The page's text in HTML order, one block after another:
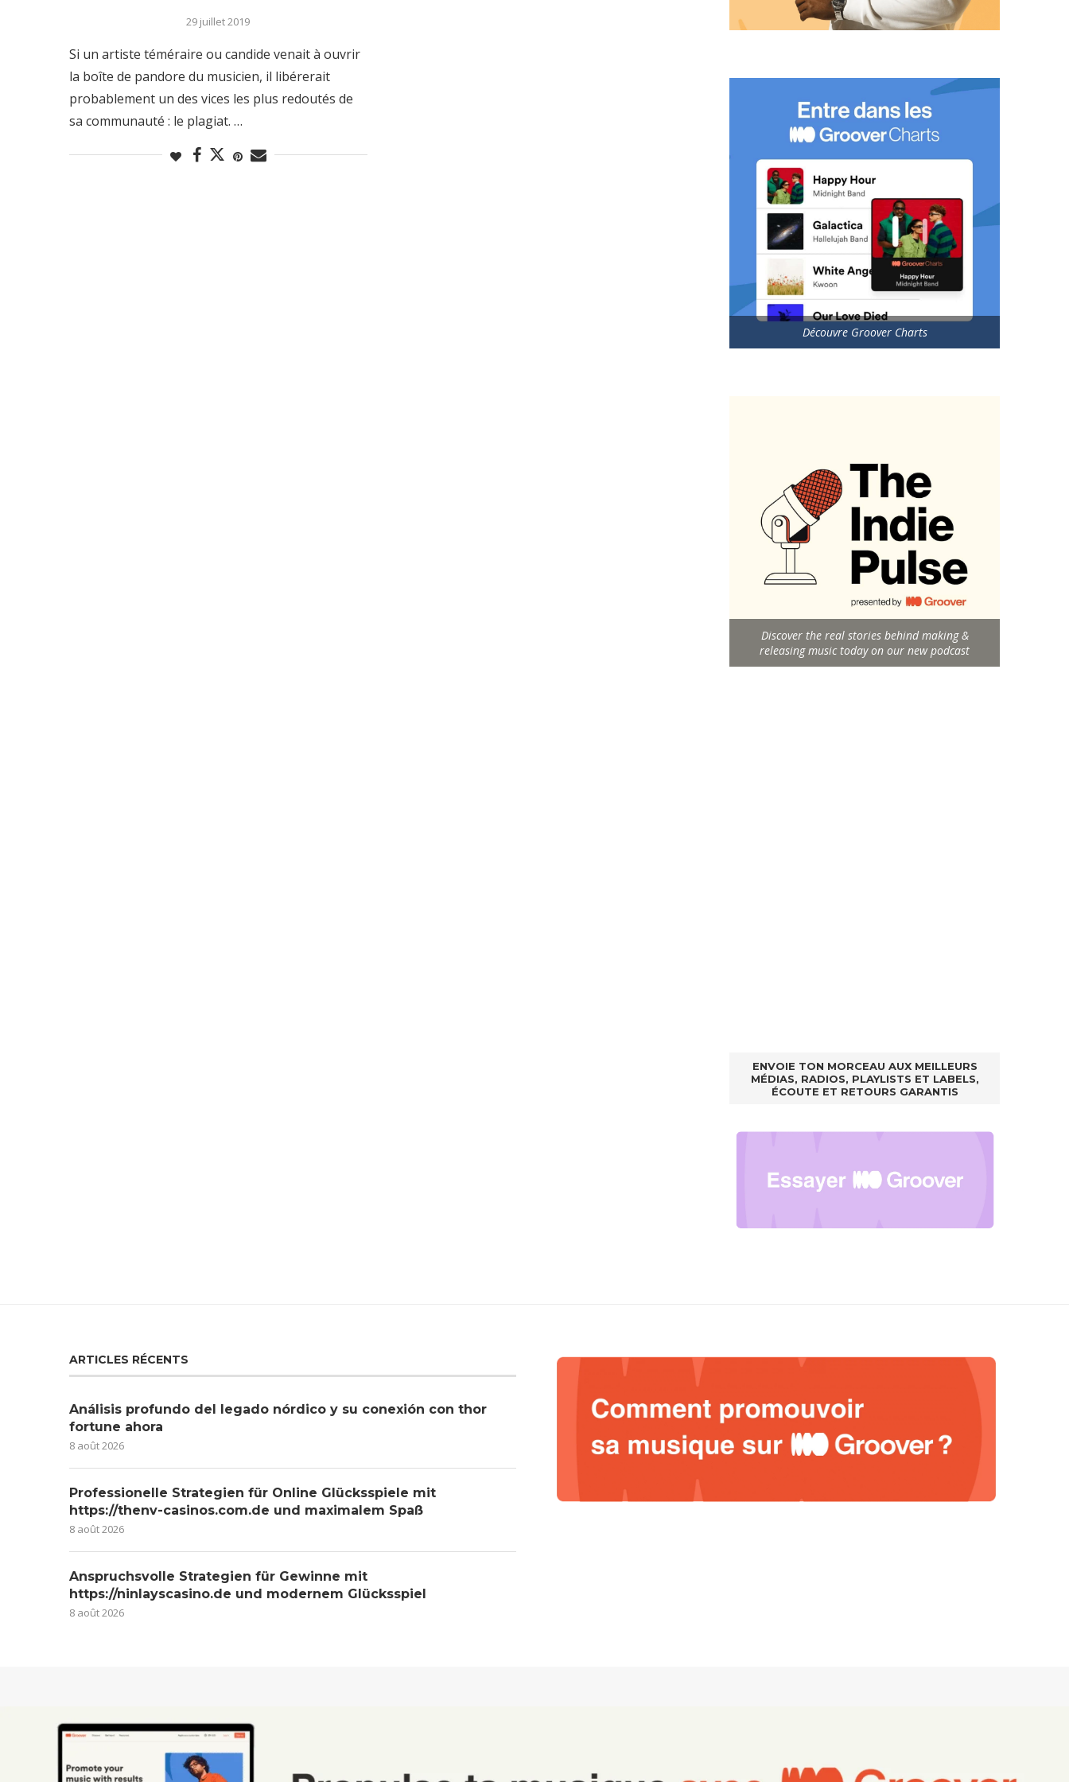
29 juillet 2019
Si un artiste téméraire ou candide venait à ouvrir
la boîte de pandore du musicien, il libérerait
probablement un des vices les plus redoutés de
sa communauté : le plagiat. …
Découvre Groover Charts
Discover the real stories behind making &
releasing music today on our new podcast
ENVOIE TON MORCEAU AUX MEILLEURS
MÉDIAS, RADIOS, PLAYLISTS ET LABELS,
ÉCOUTE ET RETOURS GARANTIS
ARTICLES RÉCENTS
Análisis profundo del legado nórdico y su conexión con thor
fortune ahora
8 août 2026
Professionelle Strategien für Online Glücksspiele mit
https://thenv-casinos.com.de und maximalem Spaß
8 août 2026
Anspruchsvolle Strategien für Gewinne mit
https://ninlayscasino.de und modernem Glücksspiel
8 août 2026